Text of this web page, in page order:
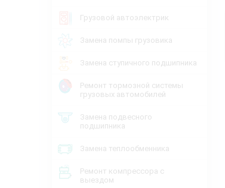
Грузовой автоэлектрик
Замена помпы грузовика
Замена ступичного подшипника
Ремонт тормозной системы
грузовых автомобилей
Замена подвесного
подшипника
Замена теплообменника
Ремонт компрессора с
выездом